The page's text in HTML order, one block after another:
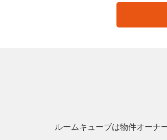
個人情報の取扱いに関する法令、国が
運営者は、利用目的を明確にし、以下
運営者が提供するサービスに関する各業
ルームキューブは物件オーナ